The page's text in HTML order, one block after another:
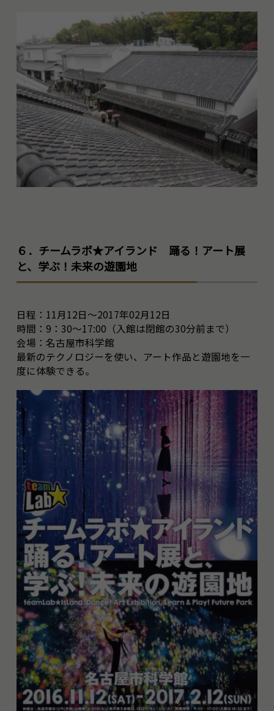
６．チームラボ★アイランド 踊る！アート展
と、学ぶ！未来の遊園地
日程：11月12日～2017年02月12日
時間：9：30～17:00（入館は閉館の30分前まで）
会場：名古屋市科学館
最新のテクノロジーを使い、アート作品と遊園地を一
度に体験できる。